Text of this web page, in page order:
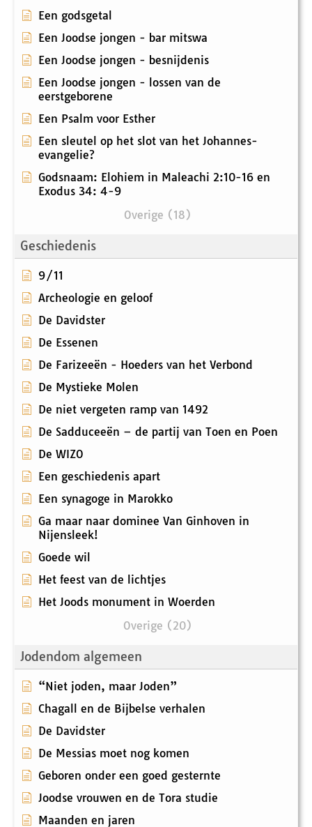
Een godsgetal
Een Joodse jongen - bar mitswa
Een Joodse jongen - besnijdenis
Een Joodse jongen - lossen van de
eerstgeborene
Een Psalm voor Esther
Een sleutel op het slot van het Johannes-
evangelie?
Godsnaam: Elohiem in Maleachi 2:10-16 en
Exodus 34: 4-9
Overige (18)
Geschiedenis
9/11
Archeologie en geloof
De Davidster
De Essenen
De Farizeeën - Hoeders van het Verbond
De Mystieke Molen
De niet vergeten ramp van 1492
De Sadduceeën – de partij van Toen en Poen
De WIZO
Een geschiedenis apart
Een synagoge in Marokko
Ga maar naar dominee Van Ginhoven in
Nijensleek!
Goede wil
Het feest van de lichtjes
Het Joods monument in Woerden
Overige (20)
Jodendom algemeen
“Niet joden, maar Joden”
Chagall en de Bijbelse verhalen
De Davidster
De Messias moet nog komen
Geboren onder een goed gesternte
Joodse vrouwen en de Tora studie
Maanden en jaren